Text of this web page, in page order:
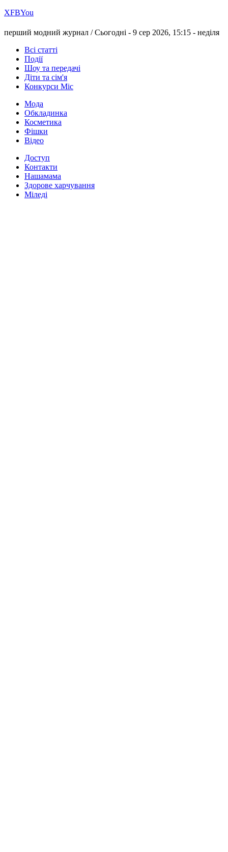
ХFBYou
перший модний журнал /Сьогодні - 9 сер 2026, 15:15 - неділя
Всі статті
Події
Шоу та передачі
Діти та сім'я
Конкурси Міс
Мода
Обкладинка
Косметика
Фішки
Відео
Доступ
Контакти
Нашамама
Здорове харчування
Міледі